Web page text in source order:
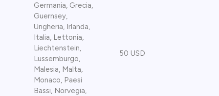
Germania, Grecia,
Guernsey,
Ungheria, Irlanda,
Italia, Lettonia,
Liechtenstein,
Lussemburgo,
Malesia, Malta,
Monaco, Paesi
Bassi, Norvegia,
50 USD